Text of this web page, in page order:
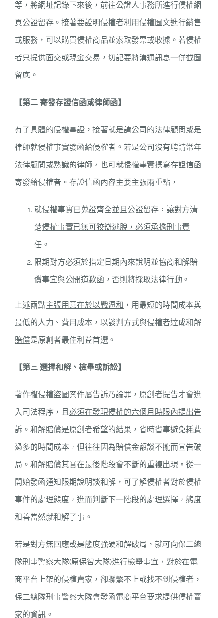
等，將網址記錄下來後，前往公證人事務所進行侵權網
頁公證留存。接著要證明侵權者利用侵權圖文進行銷售
或服務，可以購買侵權商品並索取發票或收據。若侵權
者只提供面交或現金交易，切記要將溝通訊息一併截圖
留底。
【第二 寄發存證信函或律師函】
有了具體的侵權事證，接著就是請公司的法律顧問或是
律師就侵權事實發函給侵權者。若是公司沒有聘請常年
法律顧問或熟識的律師，也可就侵權事實撰寫存證信函
寄發給侵權者。存證信函內容主要主張兩重點，
就侵權事實已蒐證齊全並且公證留存，讓對方清
楚侵權事實已無可狡辯逃脫，必須承擔刑事責
任。
限期對方必須於指定日期內來說明並協商和解賠
償事宜與公開道歉函，否則將採取法律行動。
上述兩點主張用意在於以戰逼和 ，用最短的時間成本與
最低的人力、費用成本， 以談判方式與侵權者達成和解
賠償是原創者最佳利益首選。
【第三 選擇和解、檢舉或訴訟】
著作權侵權盜圖案件屬告訴乃論罪，原創者提告才會進
入司法程序，且必須在發現侵權的六個月時限內提出告
訴。和解賠償是原創者希望的結果 ，省時省事避免耗費
過多的時間成本，但往往因為賠償金額談不攏而宣告破
局。和解賠償其實在最後階段會不斷的重複出現。從一
開始發函通知限期說明談和解，可了解侵權者對於侵權
事件的處理態度，進而判斷下一階段的處理選擇，態度
和善當然就和解了事。
若是對方無回應或是態度強硬和解破局，就可向保二總
隊刑事警察大隊(原保智大隊)進行檢舉事宜，對於在電
商平台上架的侵權賣家，卻聯繫不上或找不到侵權者，
保二總隊刑事警察大隊會發函電商平台要求提供侵權賣
家的資訊。